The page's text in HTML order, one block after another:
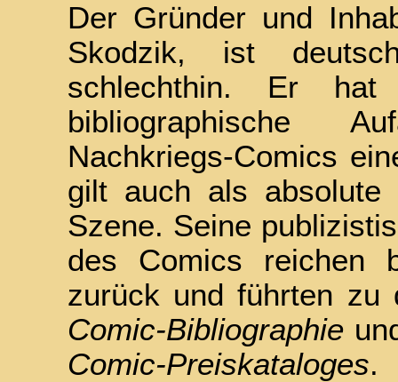
Der Gründer und
Skodzik, ist
schlechthin. Er
bibliographische
Nachkriegs-Comics
gilt auch als absolute
Szene. Seine
des Comics reichen
zurück und führten
Comic-Bibliographie
Comic-Preiskataloges.